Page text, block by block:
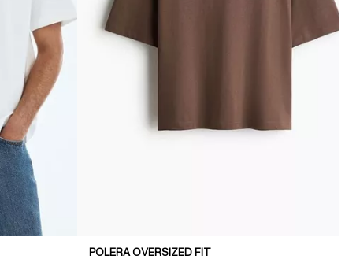
POLERA OVERSIZED FIT